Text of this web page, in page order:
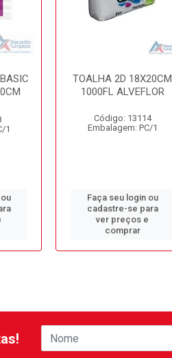
1
TOALHA 2D 18X20CM
1000FL ALVEFLOR
Código: 13114
Embalagem: PC/1
Faça seu login ou
cadastre-se para
ver preços e
comprar